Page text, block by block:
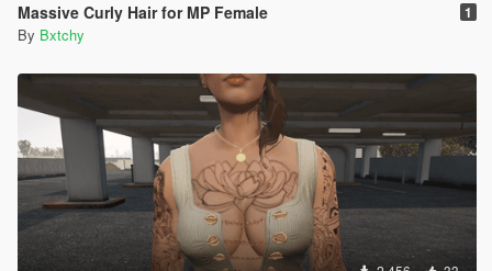
Massive Curly Hair for MP Female 1
By Bxtchy